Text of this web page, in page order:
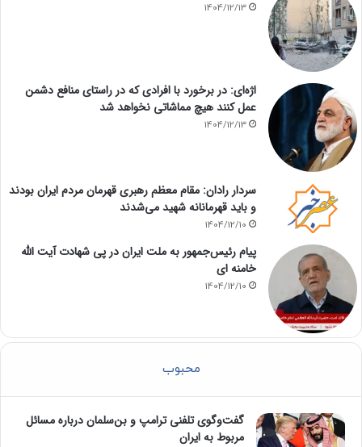
1404/12/13
اژه‌ای: در برخورد با افرادی که در راستای منافع دشمن
عمل کنند هیچ مماشاتی نخواهد شد
1404/12/13
سردار رادان: مقام معظم رهبری قهرمان مردم ایران بودند
و باید قهرمانانه شهید می‌شدند
1404/12/10
پیام رئیس‌جمهور به ملت ایران در پی شهادت آیت الله
خامنه ای
1404/12/10
محبوب
گفت‌وگوی تلفنی ترامپ و بن‌سلمان درباره مسائل
مربوط به ایران